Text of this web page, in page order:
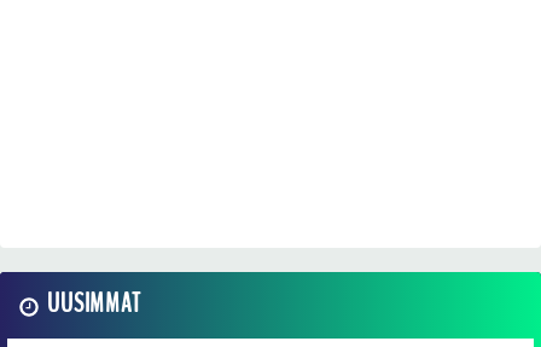
UUSIMMAT